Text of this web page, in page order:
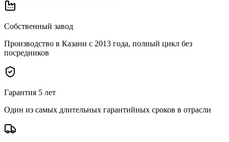
Собственный завод
Производство в Казани с 2013 года, полный цикл без
посредников
Гарантия 5 лет
Один из самых длительных гарантийных сроков в отрасли